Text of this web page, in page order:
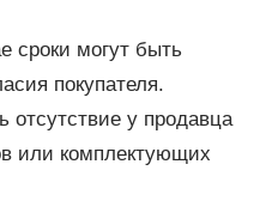
сроки могут быть
покупателя.
отсутствие у продавца
или комплектующих